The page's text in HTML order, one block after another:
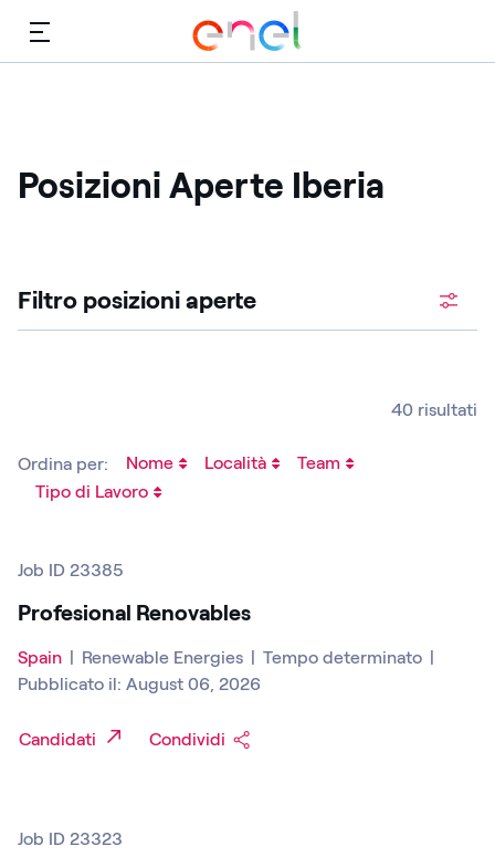
Menù
Posizioni Aperte Iberia ​
Filtro posizioni aperte ​
40 risultati
Ordina per:
Job ID 23385
Profesional Renovables
Spain Renewable Energies Tempo determinato
Pubblicato il: August 06, 2026
Candidati Condividi
Job ID 23323